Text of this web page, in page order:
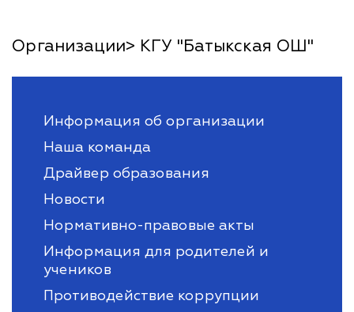
Организации> КГУ "Батыкская ОШ"
Информация об организации
Наша команда
Драйвер образования
Новости
Нормативно-правовые акты
Информация для родителей и
учеников
Противодействие коррупции